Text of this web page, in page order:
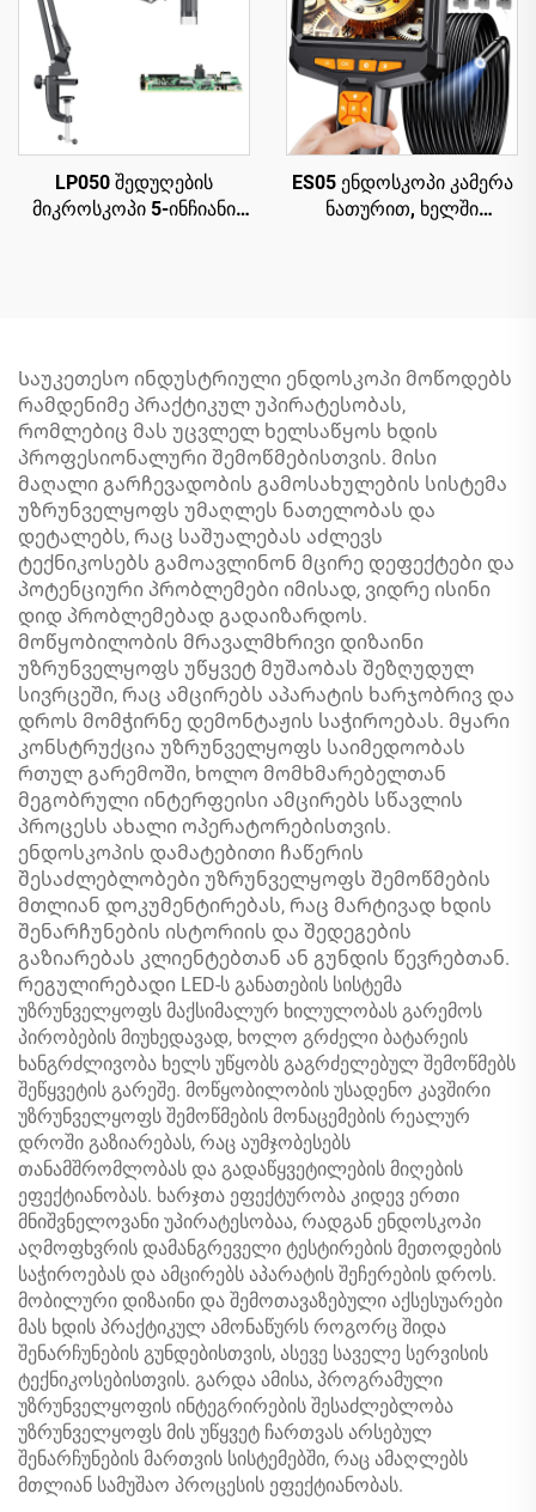
მცენარეებისთვის
LP050 შედუღების
მიკროსკოპი 5-ინჩიანი
ES05 ენდოსკოპი კამერა
ნათურით, ხელში
Საუკეთესო ინდუსტრიული ენდოსკოპი მოწოდებს
რამდენიმე პრაქტიკულ უპირატესობას,
რომლებიც მას უცვლელ ხელსაწყოს ხდის
პროფესიონალური შემოწმებისთვის. მისი
მაღალი გარჩევადობის გამოსახულების სისტემა
უზრუნველყოფს უმაღლეს ნათელობას და
დეტალებს, რაც საშუალებას აძლევს
ტექნიკოსებს გამოავლინონ მცირე დეფექტები და
პოტენციური პრობლემები იმისად, ვიდრე ისინი
დიდ პრობლემებად გადაიზარდოს.
მოწყობილობის მრავალმხრივი დიზაინი
უზრუნველყოფს უწყვეტ მუშაობას შეზღუდულ
სივრცეში, რაც ამცირებს აპარატის ხარჯობრივ და
დროს მომჭირნე დემონტაჟის საჭიროებას. მყარი
კონსტრუქცია უზრუნველყოფს საიმედოობას
რთულ გარემოში, ხოლო მომხმარებელთან
მეგობრული ინტერფეისი ამცირებს სწავლის
პროცესს ახალი ოპერატორებისთვის.
ენდოსკოპის დამატებითი ჩაწერის
შესაძლებლობები უზრუნველყოფს შემოწმების
მთლიან დოკუმენტირებას, რაც მარტივად ხდის
შენარჩუნების ისტორიის და შედეგების
გაზიარებას კლიენტებთან ან გუნდის წევრებთან.
რეგულირებადი LED-ს განათების სისტემა
უზრუნველყოფს მაქსიმალურ ხილულობას გარემოს
პირობების მიუხედავად, ხოლო გრძელი ბატარეის
ხანგრძლივობა ხელს უწყობს გაგრძელებულ შემოწმებს
შეწყვეტის გარეშე. მოწყობილობის უსადენო კავშირი
უზრუნველყოფს შემოწმების მონაცემების რეალურ
დროში გაზიარებას, რაც აუმჯობესებს
თანამშრომლობას და გადაწყვეტილების მიღების
ეფექტიანობას. ხარჯთა ეფექტურობა კიდევ ერთი
მნიშვნელოვანი უპირატესობაა, რადგან ენდოსკოპი
აღმოფხვრის დამანგრეველი ტესტირების მეთოდების
საჭიროებას და ამცირებს აპარატის შეჩერების დროს.
მობილური დიზაინი და შემოთავაზებული აქსესუარები
მას ხდის პრაქტიკულ ამონაწურს როგორც შიდა
შენარჩუნების გუნდებისთვის, ასევე საველე სერვისის
ტექნიკოსებისთვის. გარდა ამისა, პროგრამული
უზრუნველყოფის ინტეგრირების შესაძლებლობა
უზრუნველყოფს მის უწყვეტ ჩართვას არსებულ
შენარჩუნების მართვის სისტემებში, რაც ამაღლებს
მთლიან სამუშაო პროცესის ეფექტიანობას.